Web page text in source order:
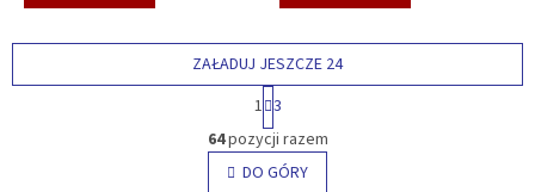
K
o
n
ZAŁADUJ JESZCZE 24
P
a
g
i
n
1 3
64pozycji razem
DO GÓRY